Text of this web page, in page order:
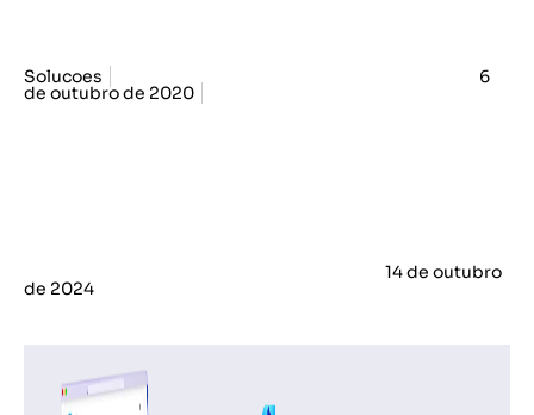
Solucoes 6
de outubro de 2020
14 de outubro
de 2024